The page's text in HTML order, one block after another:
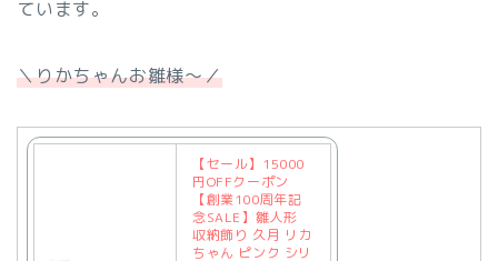
ています。
＼りかちゃんお雛様～／
【セール】15000
円OFFクーポン
【創業100周年記
念SALE】雛人形
収納飾り 久月 リカ
ちゃん ピンク シリ